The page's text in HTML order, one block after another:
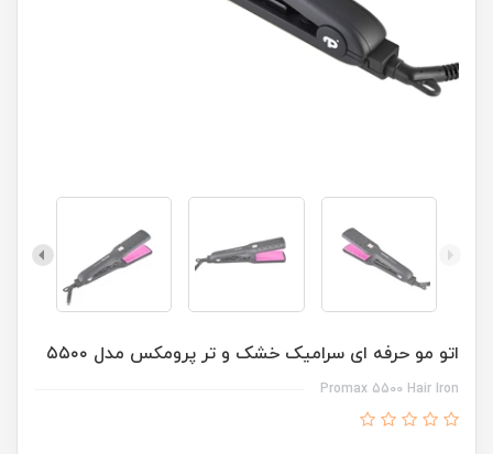
اتو مو حرفه ای سرامیک خشک و تر پرومکس مدل ۵۵۰۰
Promax 5500 Hair Iron